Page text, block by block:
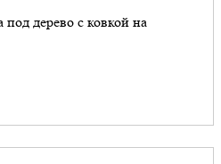
под дерево с ковкой на